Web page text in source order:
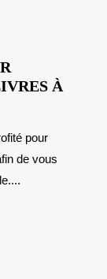
À
de vous